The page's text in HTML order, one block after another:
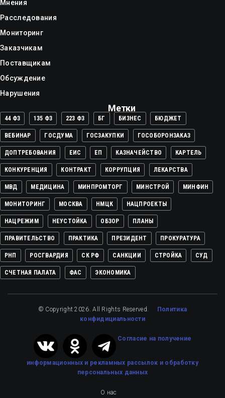
Мнения
Расследования
Мониторинг
Заказчикам
Поставщикам
Обсуждение
Нарушения
Метки
44 ФЗ 135 ФЗ 223 ФЗ БГ БИЗНЕС БЮДЖЕТ
ВЕБИНАР ГОСДУМА ГОСЗАКУПКИ ГОСОБОРОНЗАКАЗ
ДОПТРЕБОВАНИЯ ЕИС ЕП КАЗНАЧЕЙСТВО КАРТЕЛЬ
КОНКУРЕНЦИЯ КОНТРАКТ КОРРУПЦИЯ ЛЕКАРСТВА
МВД МЕДИЦИНА МИНПРОМТОРГ МИНСТРОЙ МИНФИН
МОНИТОРИНГ МОСКВА НМЦК НАЦПРОЕКТЫ
НАЦРЕЖИМ НЕУСТОЙКА ОБЗОР ПЛАНЫ
ПРАВИТЕЛЬСТВО ПРАКТИКА ПРЕЗИДЕНТ ПРОКУРАТУРА
РНП РОСГВАРДИЯ СК РФ САНКЦИИ СТРОЙКА СУД
СЧЕТНАЯ ПАЛАТА ФАС ЭКОНОМИКА
© Copyright 2026. All Rights Reserved.
Политика
конфидициальности
Cогласие на получение
информационных и рекламных рассылок и обработку
персональных данных
О нас